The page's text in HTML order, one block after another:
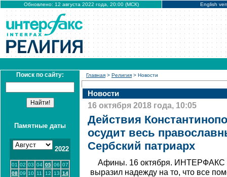
Обновлено: 12 августа 2022 года, 20:00 (МСК) English
Поиск по сайту:
Памятные даты
2022
01 02 03 04 05 06 07
08 09 10 11 12 13 14
Главная > Религия > Новости
Новости
16 октября 2018 года, 10:05
Действия
осудит весь
Сербский патриарх
Афины. 16 октября. ИНТЕРФАКС
выразил надежду на то, что все